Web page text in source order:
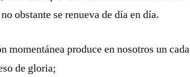
obstante se renueva de día en día.
momentánea produce en nosotros un cada
de gloria;